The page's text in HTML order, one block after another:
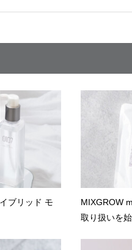
ブリッド モ
MIXGROW
取り扱いを始